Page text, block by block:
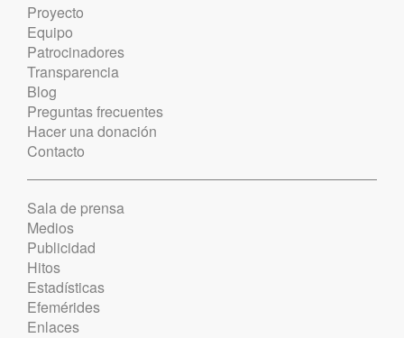
Proyecto
Equipo
Patrocinadores
Transparencia
Blog
Preguntas frecuentes
Hacer una donación
Contacto
Sala de prensa
Medios
Publicidad
Hitos
Estadísticas
Efemérides
Enlaces